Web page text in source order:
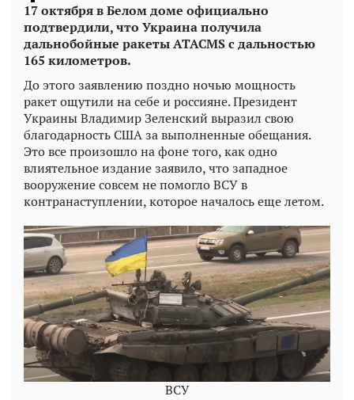
17 октября в Белом доме официально
подтвердили, что Украина получила
дальнобойные ракеты ATACMS с дальностью
165 километров.
До этого заявлению поздно ночью мощность
ракет ощутили на себе и россияне. Президент
Украины Владимир Зеленский выразил свою
благодарность США за выполненные обещания.
Это все произошло на фоне того, как одно
влиятельное издание заявило, что западное
вооружение совсем не помогло ВСУ в
контранаступлении, которое началось еще летом.
ВСУ